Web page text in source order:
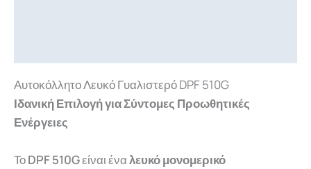
Αυτοκόλλητο Λευκό Γυαλιστερό DPF 510G
Ιδανική Επιλογή για Σύντομες Προωθητικές
Ενέργειες
ΤοDPF 510Gείναι έναλευκό μονομερικό